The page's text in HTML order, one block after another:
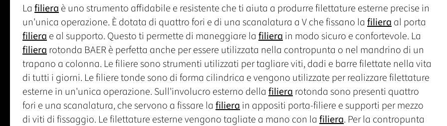
La filieraè uno strumento affidabile e resistente che ti aiuta a produrre filettature esterne precise in
un'unica operazione. È dotata di quattro fori e di una scanalatura a V che fissano la filieraal porta
filierae al supporto. Questo ti permette di maneggiare la filierain modo sicuro e confortevole. La
filierarotonda BAER è perfetta anche per essere utilizzata nella contropunta o nel mandrino di un
trapano a colonna. Le filiere sono strumenti utilizzati per tagliare viti, dadi e barre filettate nella vita
di tutti i giorni. Le filiere tonde sono di forma cilindrica e vengono utilizzate per realizzare filettature
esterne in un'unica operazione. Sull'involucro esterno della filierarotonda sono presenti quattro
fori e una scanalatura, che servono a fissare la filierain appositi porta-filiere e supporti per mezzo
di viti di fissaggio. Le filettature esterne vengono tagliate a mano con la filiera. Per la contropunta